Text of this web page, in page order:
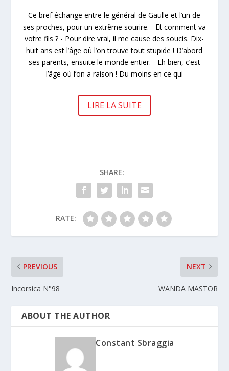
Ce bref échange entre le général de Gaulle et l’un de
ses proches, pour un extrême sourire. - Et comment va
votre fils ? - Pour dire vrai, il me cause des soucis. Dix-
huit ans est l’âge où l’on trouve tout stupide ! D’abord
ses parents, ensuite le monde entier. - Eh bien, c’est
l’âge où l’on a raison ! Du moins en ce qui
LIRE LA SUITE
SHARE:
RATE:
PREVIOUS
Incorsica N°98
NEXT
WANDA MASTOR
ABOUT THE AUTHOR
Constant Sbraggia